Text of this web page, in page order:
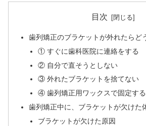
目次
歯列矯正のブラケットが外れたらど
① すぐに歯科医院に連絡をする
② 自分で直そうとしない
③ 外れたブラケットを捨てない
④ 歯列矯正用ワックスで固定する
歯列矯正中に、ブラケットが欠けた
ブラケットが欠けた原因